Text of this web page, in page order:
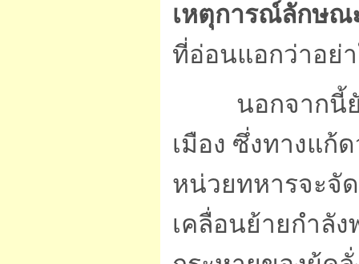
เหตุการณ์ลักษ
ที่อ่อนแอกว่าอย่
นอกจากนี้ยังมี
เมือง ซึ่งทางแก้
หน่วยทหารจะจั
เคลื่อนย้ายกำลั